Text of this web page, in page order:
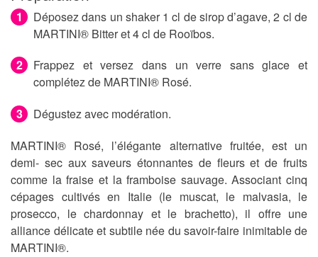
Déposez dans un shaker 1 cl de sirop d’agave, 2 cl de
MARTINI® Bitter et 4 cl de Rooïbos.
Frappez et versez dans un verre sans glace et
complétez de MARTINI® Rosé.
Dégustez avec modération.
MARTINI® Rosé, l’élégante alternative fruitée, est un
demi- sec aux saveurs étonnantes de fleurs et de fruits
comme la fraise et la framboise sauvage. Associant cinq
cépages cultivés en Italie (le muscat, le malvasia, le
prosecco, le chardonnay et le brachetto), il offre une
alliance délicate et subtile née du savoir-faire inimitable de
MARTINI®.